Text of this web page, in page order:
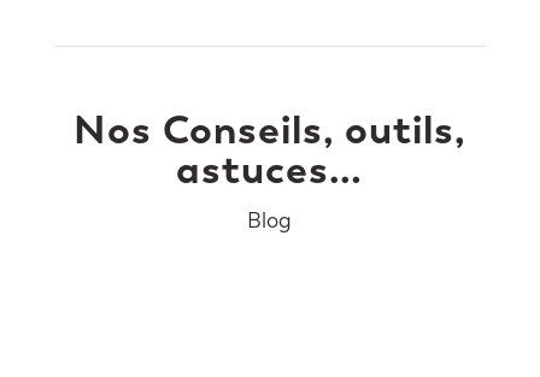
Nos Conseils, outils,
astuces…
Blog